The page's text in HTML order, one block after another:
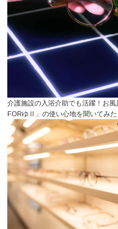
介護施設の入浴介助でも活躍！お
FORゆⅡ」の使い心地を聞いてみた